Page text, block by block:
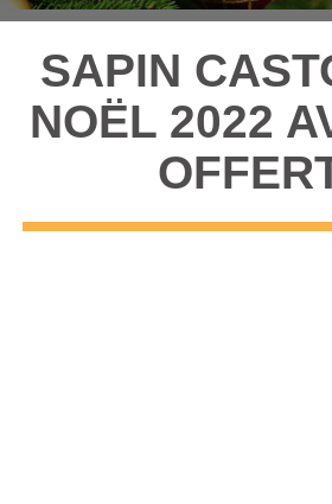
SAPIN
NOËL 2022